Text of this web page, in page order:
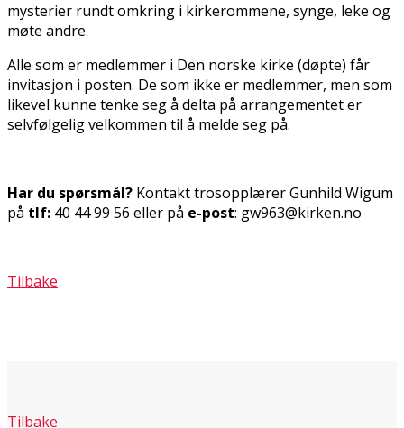
mysterier rundt omkring i kirkerommene, synge, leke og
møte andre.
Alle som er medlemmer i Den norske kirke (døpte) får
invitasjon i posten. De som ikke er medlemmer, men som
likevel kunne tenke seg å delta på arrangementet er
selvfølgelig velkommen til å melde seg på.
Har du spørsmål? Kontakt trosopplærer Gunhild Wigum
på tlf: 40 44 99 56 eller på e-post: gw963@kirken.no
Tilbake
Tilbake